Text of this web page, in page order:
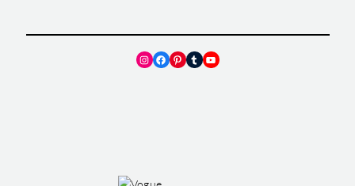
Instagram
Facebook
Pinterest
TumblrYouTube